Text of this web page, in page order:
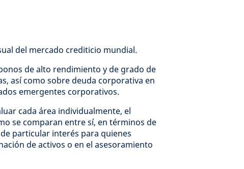
del mercado crediticio mundial.
de alto rendimiento y de grado de
así como sobre deuda corporativa en
emergentes corporativos.
cada área individualmente, el
se comparan entre sí, en términos de
particular interés para quienes
de activos o en el asesoramiento